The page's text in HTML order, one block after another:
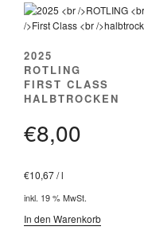
2025
ROTLING
FIRST CLASS
HALBTROCKEN
€8,00
€10,67/l
inkl. 19 % MwSt.
In den Warenkorb